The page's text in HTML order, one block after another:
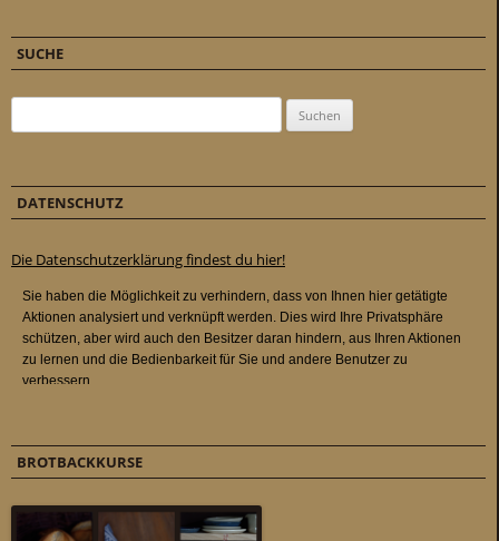
SUCHE
DATENSCHUTZ
Die Datenschutzerklärung findest du hier!
BROTBACKKURSE